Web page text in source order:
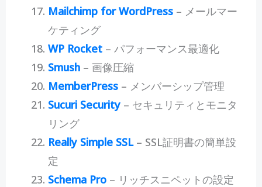
Mailchimp for WordPress– メールマー
ケティング
WP Rocket– パフォーマンス最適化
Smush– 画像圧縮
MemberPress– メンバーシップ管理
Sucuri Security– セキュリティとモニタ
リング
Really Simple SSL– SSL証明書の簡単設
定
Schema Pro– リッチスニペットの設定